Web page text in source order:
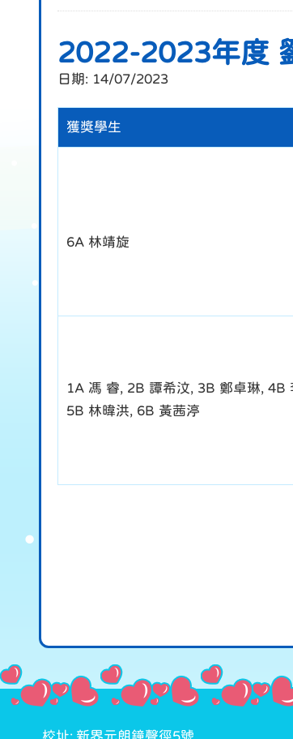
2022-2023年度
日期: 14/07/2023
獲獎學生
6A 林靖旋
1A 馮 睿, 2B 譚希汶, 3B 鄭卓琳, 4B
5B 林暐洪, 6B 黃茜渟
校址: 新界元朗鐘聲徑5號